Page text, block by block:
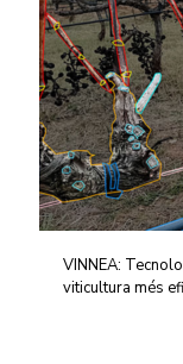
VINNEA:
viticultura més